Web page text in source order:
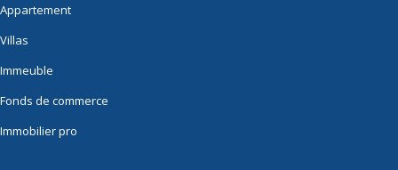
Appartement
Villas
Immeuble
Fonds de commerce
Immobilier pro